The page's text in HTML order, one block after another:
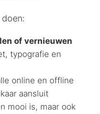
of vernieuwen
typografie en
online en offline
aansluit
mooi is, maar ook